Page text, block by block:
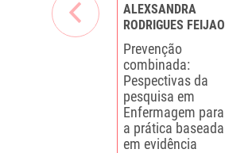
ALEXSANDRA
RODRIGUES FEIJAO
Prevenção
combinada:
Pespectivas da
pesquisa em
Enfermagem para
a prática baseada
em evidência